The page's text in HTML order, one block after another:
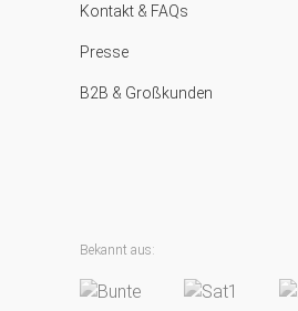
Kontakt & FAQs
Presse
B2B & Großkunden
Bekannt aus: